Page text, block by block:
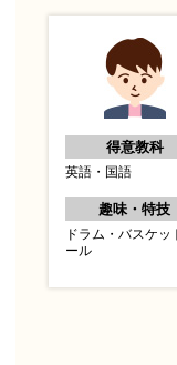
得意教科
英語・国語
趣味・特技
ドラム・バスケッ
ール